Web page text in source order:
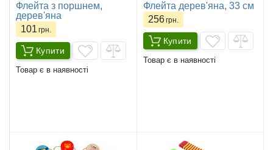
Флейта з поршнем,
дерев'яна
101 грн.
Купити
Товар є в наявності
Флейта дерев'яна, 33 см
256грн.
Купити
Товар є в наявності